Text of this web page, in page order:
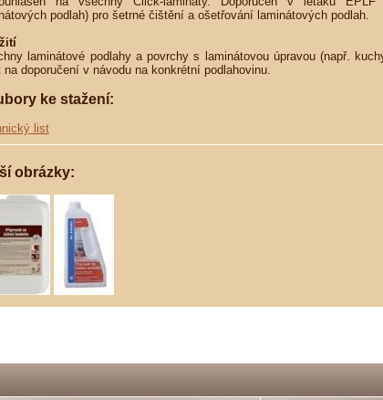
podlah) pro šetrné čištění a ošetřování laminátových podlah.
laminátové podlahy a povrchy s laminátovou úpravou (např.
na doporučení v návodu na konkrétní podlahovinu.
ke stažení:
list
obrázky: